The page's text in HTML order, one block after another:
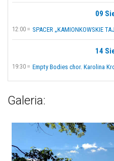
09
12:00 SPACER „KAMIONKOWSKIE
14
19:30 Empty Bodies chor. Karolina
Galeria: